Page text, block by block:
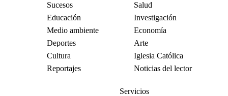
Sucesos
Salud
Educación
Investigación
Medio ambiente
Economía
Deportes
Arte
Cultura
Iglesia Católica
Reportajes
Noticias del lector
Servicios